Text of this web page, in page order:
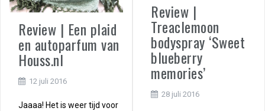
Review |
Treaclemoon
bodyspray ‘Sweet
blueberry
memories’
28 juli 2016
Review | Een plaid
en autoparfum van
Houss.nl
12 juli 2016
Jaaaa! Het is weer tijd voor